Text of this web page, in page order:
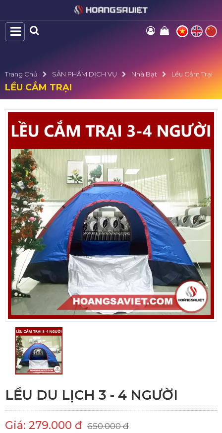
Trang Chủ SẢN PHẨM DỊCH VỤ Nhà Bạt Lều Cắm Trại
LỀU CẮM TRẠI
LỀU DU LỊCH 3 - 4 NGƯỜI
Giá: 279.000 đ 650.000 đ